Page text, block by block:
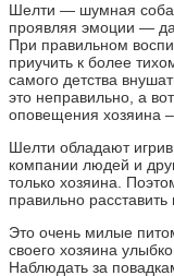
Шелти — шумная
проявляя эмоции —
При правильном
приучить к более
самого детства
это неправильно, а
оповещения хозяина
Шелти обладают
компании людей и
только хозяина.
правильно
Это очень милые
своего хозяина
Наблюдать за